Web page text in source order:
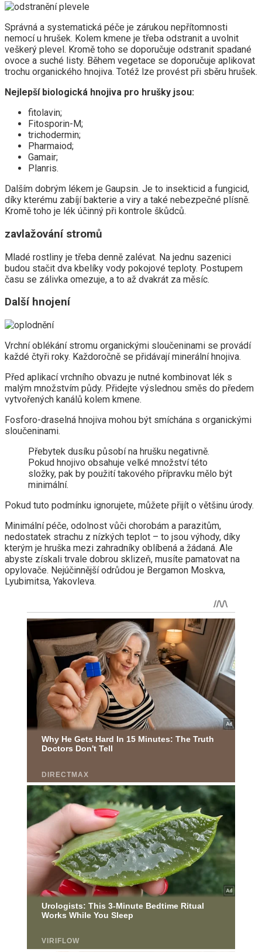
Správná a systematická péče je zárukou nepřítomnosti
nemocí u hrušek. Kolem kmene je třeba odstranit a uvolnit
veškerý plevel. Kromě toho se doporučuje odstranit spadané
ovoce a suché listy. Během vegetace se doporučuje aplikovat
trochu organického hnojiva. Totéž lze provést při sběru hrušek.
Nejlepší biologická hnojiva pro hrušky jsou:
fitolavin;
Fitosporin-M;
trichodermin;
Pharmaiod;
Gamair;
Planris.
Dalším dobrým lékem je Gaupsin. Je to insekticid a fungicid,
díky kterému zabíjí bakterie a viry a také nebezpečné plísně.
Kromě toho je lék účinný při kontrole škůdců.
zavlažování stromů
Mladé rostliny je třeba denně zalévat. Na jednu sazenici
budou stačit dva kbelíky vody pokojové teploty. Postupem
času se zálivka omezuje, a to až dvakrát za měsíc.
Další hnojení
Vrchní oblékání stromu organickými sloučeninami se provádí
každé čtyři roky. Každoročně se přidávají minerální hnojiva.
Před aplikací vrchního obvazu je nutné kombinovat lék s
malým množstvím půdy. Přidejte výslednou směs do předem
vytvořených kanálů kolem kmene.
Fosforo-draselná hnojiva mohou být smíchána s organickými
sloučeninami.
Přebytek dusíku působí na hrušku negativně.
Pokud hnojivo obsahuje velké množství této
složky, pak by použití takového přípravku mělo být
minimální.
Pokud tuto podmínku ignorujete, můžete přijít o většinu úrody.
Minimální péče, odolnost vůči chorobám a parazitům,
nedostatek strachu z nízkých teplot – to jsou výhody, díky
kterým je hruška mezi zahradníky oblíbená a žádaná. Ale
abyste získali trvale dobrou sklizeň, musíte pamatovat na
opylovače. Nejúčinnější odrůdou je Bergamon Moskva,
Lyubimitsa, Yakovleva.